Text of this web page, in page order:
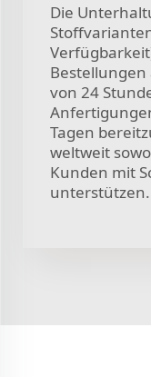
Die
von 24
Tagen
weltweit
Kunden mit
unterstützen.